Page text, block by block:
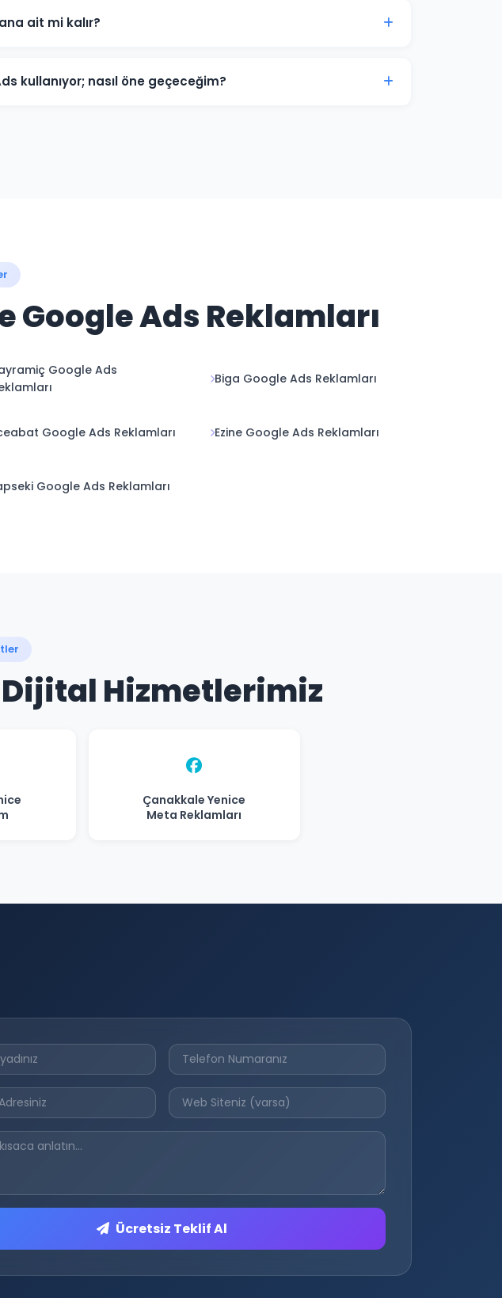
İçerikler hedef kitlenize ve sektörünüze özel hazırlanır.
ait mi kalır?
seviyesinde sağlanır. İş ilişkisi sona erdiğinde hesap üzerinde
kullanıyor; nasıl öne geçeceğim?
Ads Reklamları
Google Ads
Biga Google Ads Reklamları
Google Ads Reklamları Ezine Google Ads Reklamları
Google Ads Reklamları
Hizmetlerimiz
Çanakkale Yenice
Meta Reklamları
Ücretsiz Teklif Al